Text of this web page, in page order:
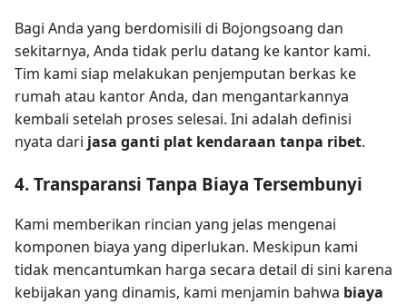
Bagi Anda yang berdomisili di Bojongsoang dan
sekitarnya, Anda tidak perlu datang ke kantor kami.
Tim kami siap melakukan penjemputan berkas ke
rumah atau kantor Anda, dan mengantarkannya
kembali setelah proses selesai. Ini adalah definisi
nyata dari jasa ganti plat kendaraan tanpa ribet.
4. Transparansi Tanpa Biaya Tersembunyi
Kami memberikan rincian yang jelas mengenai
komponen biaya yang diperlukan. Meskipun kami
tidak mencantumkan harga secara detail di sini karena
kebijakan yang dinamis, kami menjamin bahwa biaya